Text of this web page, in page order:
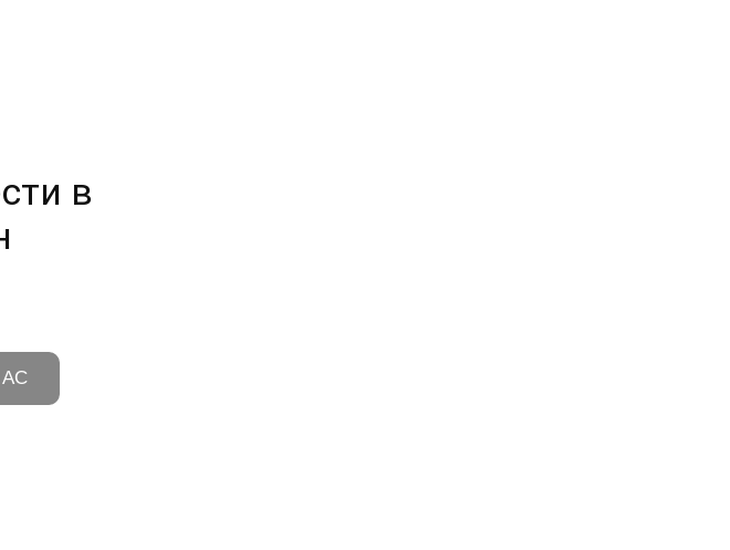
в
AC